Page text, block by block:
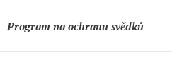
Program na ochranu svědků